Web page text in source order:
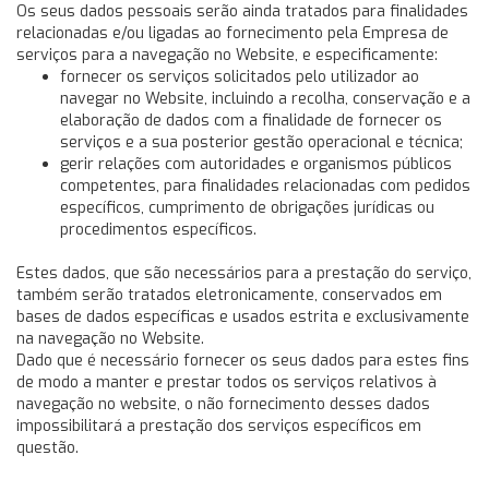
Os seus dados pessoais serão ainda tratados para finalidades
relacionadas e/ou ligadas ao fornecimento pela Empresa de
serviços para a navegação no Website, e especificamente:
fornecer os serviços solicitados pelo utilizador ao
navegar no Website, incluindo a recolha, conservação e a
elaboração de dados com a finalidade de fornecer os
serviços e a sua posterior gestão operacional e técnica;
gerir relações com autoridades e organismos públicos
competentes, para finalidades relacionadas com pedidos
específicos, cumprimento de obrigações jurídicas ou
procedimentos específicos.
Estes dados, que são necessários para a prestação do serviço,
também serão tratados eletronicamente, conservados em
bases de dados específicas e usados estrita e exclusivamente
na navegação no Website.
Dado que é necessário fornecer os seus dados para estes fins
de modo a manter e prestar todos os serviços relativos à
navegação no website, o não fornecimento desses dados
impossibilitará a prestação dos serviços específicos em
questão.